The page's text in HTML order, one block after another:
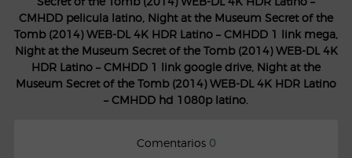
CMHDD pelicula latino, Night at the Museum Secret of the
Tomb (2014) WEB-DL 4K HDR Latino – CMHDD 1 link mega,
Night at the Museum Secret of the Tomb (2014) WEB-DL 4K
HDR Latino – CMHDD 1 link google drive, Night at the
Museum Secret of the Tomb (2014) WEB-DL 4K HDR Latino
– CMHDD hd 1080p latino.
Comentarios 0